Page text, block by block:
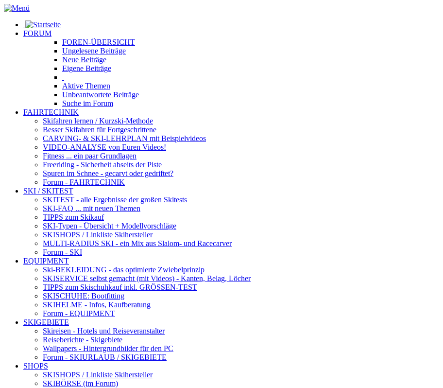
FORUM
FOREN-ÜBERSICHT
Ungelesene Beiträge
Neue Beiträge
Eigene Beiträge
Aktive Themen
Unbeantwortete Beiträge
Suche im Forum
FAHRTECHNIK
Skifahren lernen / Kurzski-Methode
Besser Skifahren für Fortgeschrittene
CARVING- & SKI-LEHRPLAN mit Beispielvideos
VIDEO-ANALYSE von Euren Videos!
Fitness ... ein paar Grundlagen
Freeriding - Sicherheit abseits der Piste
Spuren im Schnee - gecarvt oder gedriftet?
Forum - FAHRTECHNIK
SKI / SKITEST
SKITEST - alle Ergebnisse der großen Skitests
SKI-FAQ ... mit neuen Themen
TIPPS zum Skikauf
SKI-Typen - Übersicht + Modellvorschläge
SKISHOPS / Linkliste Skihersteller
MULTI-RADIUS SKI - ein Mix aus Slalom- und Racecarver
Forum - SKI
EQUIPMENT
Ski-BEKLEIDUNG - das optimierte Zwiebelprinzip
SKISERVICE selbst gemacht (mit Videos) - Kanten, Belag, Löcher
TIPPS zum Skischuhkaufinkl. GRÖSSEN-TEST
SKISCHUHE: Bootfitting
SKIHELME - Infos, Kaufberatung
Forum - EQUIPMENT
SKIGEBIETE
Skireisen - Hotels und Reiseveranstalter
Reiseberichte - Skigebiete
Wallpapers - Hintergrundbilder für den PC
Forum - SKIURLAUB / SKIGEBIETE
SHOPS
SKISHOPS / Linkliste Skihersteller
SKIBÖRSE (im Forum)